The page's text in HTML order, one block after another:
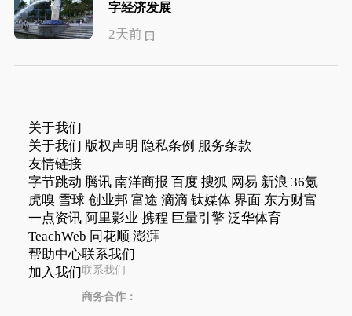
字经济发展
2天前
关于我们
关于我们 版权声明 隐私条例 服务条款
友情链接
字节跳动 腾讯 南洋商报 百度 搜狐 网易 新浪 36氪
虎嗅 雪球 创业邦 富途 滴滴 钛媒体 界面 东方财富
一点资讯 阿里影业 携程 巨量引擎 泛华体育
TeachWeb 同花顺 澎湃
帮助中心
加入我们
联系我们
联系我们
商务合作：